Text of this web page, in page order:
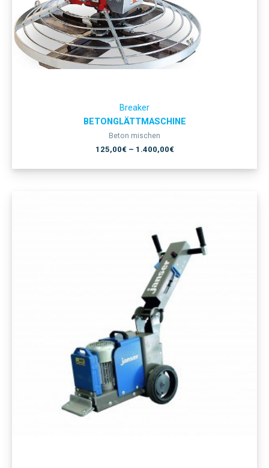
Breaker
BETONGLÄTTMASCHINE
Beton mischen
125,00€– 1.400,00€